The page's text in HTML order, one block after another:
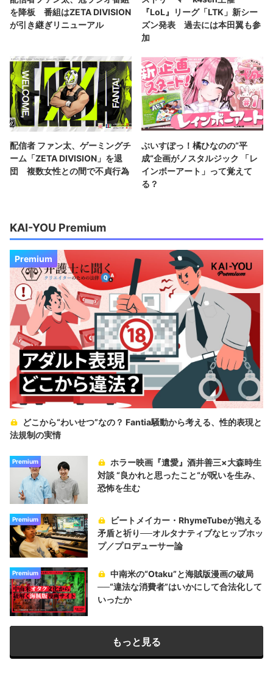
を降板 番組はZETA DIVISION
が引き継ぎリニューアル
『LoL』リーグ「LTK」新シー
ズン発表 過去には本田翼も参
加
配信者 ファン太、ゲーミングチ
ーム「ZETA DIVISION」を退
団 複数女性との間で不貞行為
ぶいすぽっ！橘ひなのの“平
成“企画がノスタルジック 「レ
インボーアート」って覚えて
る？
KAI-YOU Premium
Premium
どこから“わいせつ”なの？ Fantia騒動から考える、性的表現と
法規制の実情
Premium
ホラー映画『遺愛』酒井善三×大森時生
対談 “良かれと思ったこと“が呪いを生み、
恐怖を生む
Premium
ビートメイカー・RhymeTubeが抱える
矛盾と祈り──オルタナティブなヒップホッ
プ／プロデューサー論
Premium
中南米の“Otaku”と海賊版漫画の破局
──“違法な消費者”はいかにして合法化して
いったか
もっと見る